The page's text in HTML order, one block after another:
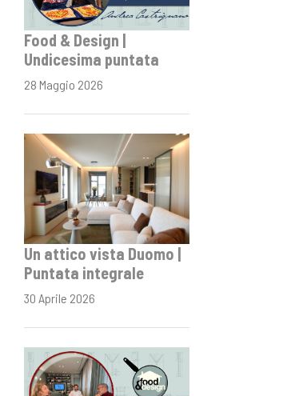
Food & Design |
Undicesima puntata
28 Maggio 2026
Un attico vista Duomo |
Puntata integrale
30 Aprile 2026